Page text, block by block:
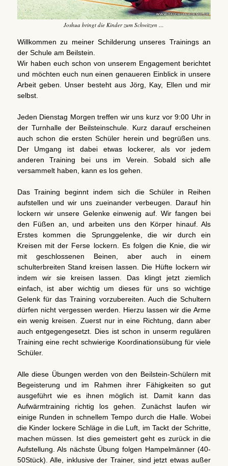
Joshua bringt die Kinder zum Schwitzen …
Willkommen zu meiner Schilderung unseres Trainings an
der Schule am Beilstein.
Wir haben euch schon von unserem Engagement berichtet
und möchten euch nun einen genaueren Einblick in unsere
Arbeit geben. Unser besteht aus Jörg, Kay, Ellen und mir
selbst.
Jeden Dienstag Morgen treffen wir uns kurz vor 9:00 Uhr in
der Turnhalle der Beilsteinschule. Kurz darauf erscheinen
auch schon die ersten Schüler herein und begrüßen uns.
Der Umgang ist dabei etwas lockerer, als vor jedem
anderen Training bei uns im Verein. Sobald sich alle
versammelt haben, kann es los gehen.
Das Training beginnt indem sich die Schüler in Reihen
aufstellen und wir uns zueinander verbeugen. Darauf hin
lockern wir unsere Gelenke einwenig auf. Wir fangen bei
den Füßen an, und arbeiten uns den Körper hinauf. Als
Erstes kommen die Sprunggelenke, die wir durch ein
Kreisen mit der Ferse lockern. Es folgen die Knie, die wir
mit geschlossenen Beinen, aber auch in einem
schulterbreiten Stand kreisen lassen. Die Hüfte lockern wir
indem wir sie kreisen lassen. Das klingt jetzt ziemlich
einfach, ist aber wichtig um dieses für uns so wichtige
Gelenk für das Training vorzubereiten. Auch die Schultern
dürfen nicht vergessen werden. Hierzu lassen wir die Arme
ein wenig kreisen. Zuerst nur in eine Richtung, dann aber
auch entgegengesetzt. Dies ist schon in unserm regulären
Training eine recht schwierige Koordinationsübung für viele
Schüler.
Alle diese Übungen werden von den Beilstein-Schülern mit
Begeisterung und im Rahmen ihrer Fähigkeiten so gut
ausgeführt wie es ihnen möglich ist. Damit kann das
Aufwärmtraining richtig los gehen. Zunächst laufen wir
einige Runden in schnellem Tempo durch die Halle. Wobei
die Kinder lockere Schläge in die Luft, im Tackt der Schritte,
machen müssen. Ist dies gemeistert geht es zurück in die
Aufstellung. Als nächste Übung folgen Hampelmänner (40-
50Stück). Alle, inklusive der Trainer, sind jetzt etwas außer